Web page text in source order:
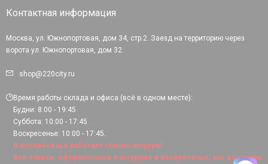
Контактная информация
Москва, ул. Южнопортовая, дом 34, стр.2. Заезд на территорию через
ворота ул. Южнопортовая, дом 32.
shop@220city.ru
Время работы склада и офиса (всё в одном месте):
Будни: 8:00 - 19:45
Суббота: 10:00 - 17:45
Воскресенье: 10:00 - 17:45.
В воскресенье работает только шоурум!
Все заказы, оформленные в шоуруме в воскресенье, мы доставим